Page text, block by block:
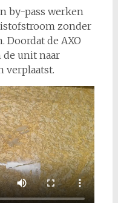
by-pass werken
zonder
Doordat de AXO
de unit naar
verplaatst.